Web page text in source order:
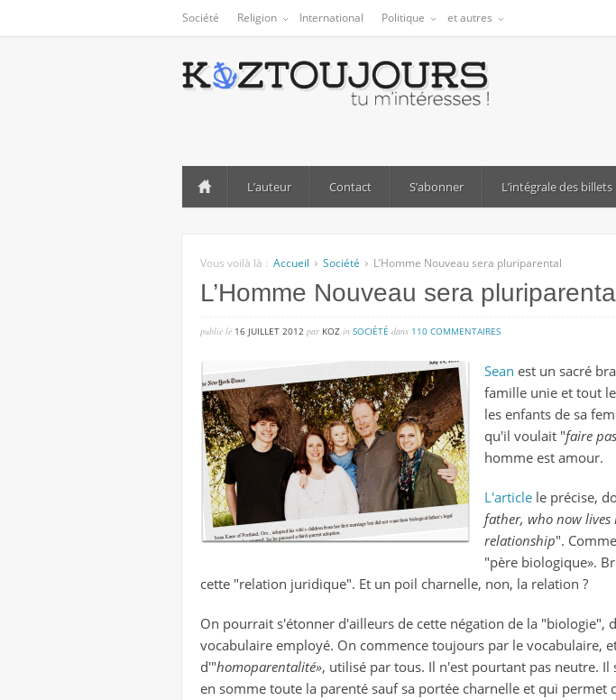
Société Religion International Politique et autres
L’auteur Contact S’abonner L’intégrale des billets
Vous voilà là : Accueil Société L’Homme Nouveau sera pluriparental
L’Homme Nouveau sera
publié lé 16 JUILLET 2012 par KOZ in SOCIÉTÉ dans 110 COMMENTAIRESsur
nouveau
sera
pluriparental
Sean est un sacré
famille unie et tout
les enfants de sa
qu'il voulait "faire
homme est amour.
L'article le précise,
father, who now
relationship".
"père biologique».
cette "relation juridique". Et un poil charnelle, non, la relation ?
On pourrait s'étonner d'ailleurs de cette négation de la
vocabulaire employé. On commence toujours par le vocabulaire,
d'"homoparentalité», utilisé par tous. Il n'est pourtant pas neutre.
en somme toute la parenté sauf sa portée charnelle et qui permet